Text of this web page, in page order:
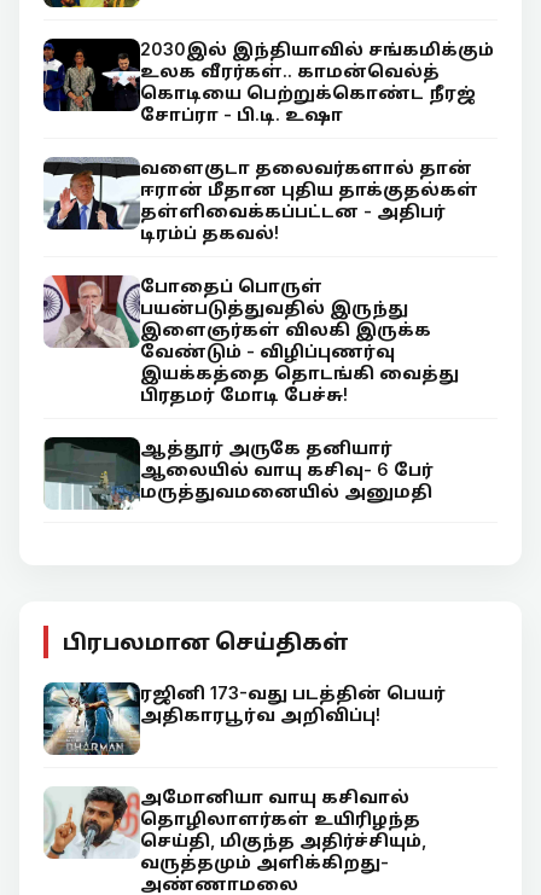
2030இல் இந்தியாவில் சங்கமிக்கும்
உலக வீரர்கள்.. காமன்வெல்த்
கொடியை பெற்றுக்கொண்ட நீரஜ்
சோப்ரா - பி.டி. உஷா
வளைகுடா தலைவர்களால் தான்
ஈரான் மீதான புதிய தாக்குதல்கள்
தள்ளிவைக்கப்பட்டன - அதிபர்
டிரம்ப் தகவல்!
போதைப் பொருள்
பயன்படுத்துவதில் இருந்து
இளைஞர்கள் விலகி இருக்க
வேண்டும் - விழிப்புணர்வு
இயக்கத்தை தொடங்கி வைத்து
பிரதமர் மோடி பேச்சு!
ஆத்தூர் அருகே தனியார்
ஆலையில் வாயு கசிவு- 6 பேர்
மருத்துவமனையில் அனுமதி
பிரபலமான செய்திகள்
ரஜினி 173-வது படத்தின் பெயர்
அதிகாரபூர்வ அறிவிப்பு!
அமோனியா வாயு கசிவால்
தொழிலாளர்கள் உயிரிழந்த
செய்தி, மிகுந்த அதிர்ச்சியும்,
வருத்தமும் அளிக்கிறது-
அண்ணாமலை